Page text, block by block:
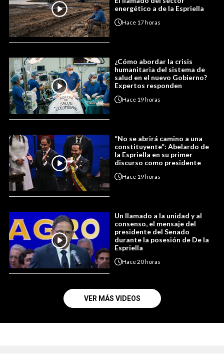
energético a de la Espriella
Hace 17 horas
¿Cómo abordar la crisis
humanitaria del sistema de
salud en el nuevo Gobierno?
Expertos responden
Hace 19 horas
“No se abrirá camino a una
constituyente”: Abelardo de
la Espriella en su primer
discurso como presidente
Hace 19 horas
Un llamado a la unidad y al
consenso, el mensaje del
presidente del Senado
durante la posesión de De la
Espriella
Hace20 horas
VER MÁS VIDEOS